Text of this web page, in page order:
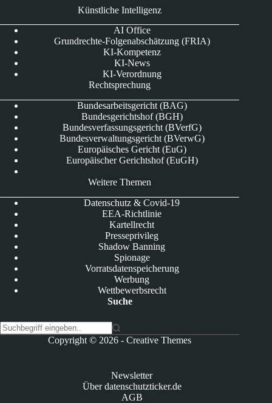
Künstliche Intelligenz
AI Office
Grundrechte-Folgenabschätzung (FRIA)
KI-Kompetenz
KI-News
KI-Verordnung
Rechtsprechung
Bundesarbeitsgericht (BAG)
Bundesgerichtshof (BGH)
Bundesverfassungsgericht (BVerfG)
Bundesverwaltungsgericht (BVerwG)
Europäisches Gericht (EuG)
Europäischer Gerichtshof (EuGH)
Weitere Themen
Datenschutz & Covid-19
EEA-Richtlinie
Kartellrecht
Presseprivileg
Shadow Banning
Spionage
Vorratsdatenspeicherung
Werbung
Wettbewerbsrecht
Suche
Copyright © 2026 -Creative Themes
Newsletter
Über datenschutzticker.de
AGB